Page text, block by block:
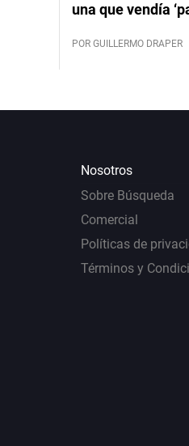
una que vendía
POR GUILLERMO DRAPER
Nosotros
Sobre Búsqueda
Comercial
Políticas de
Términos y